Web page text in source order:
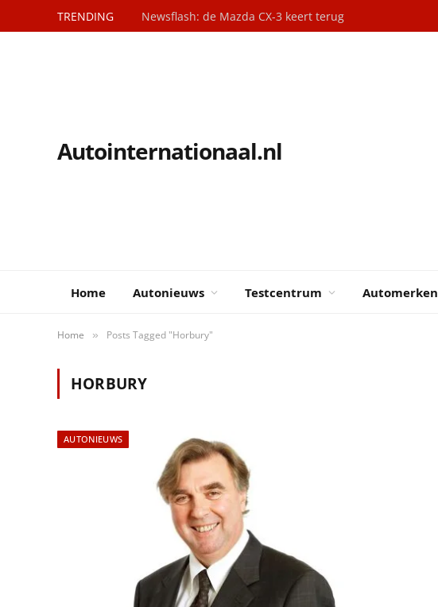
TRENDING Newsflash: de Mazda CX-3 keert terug
Autointernationaal.nl
Home Autonieuws Testcentrum Automerken
Home » Posts Tagged "Horbury"
HORBURY
AUTONIEUWS